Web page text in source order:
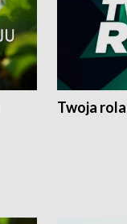
Twoja rola